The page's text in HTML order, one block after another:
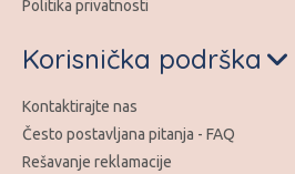
Politika privatnosti
Korisnička podrška
Kontaktirajte nas
Često postavljana pitanja - FAQ
Rešavanje reklamacije